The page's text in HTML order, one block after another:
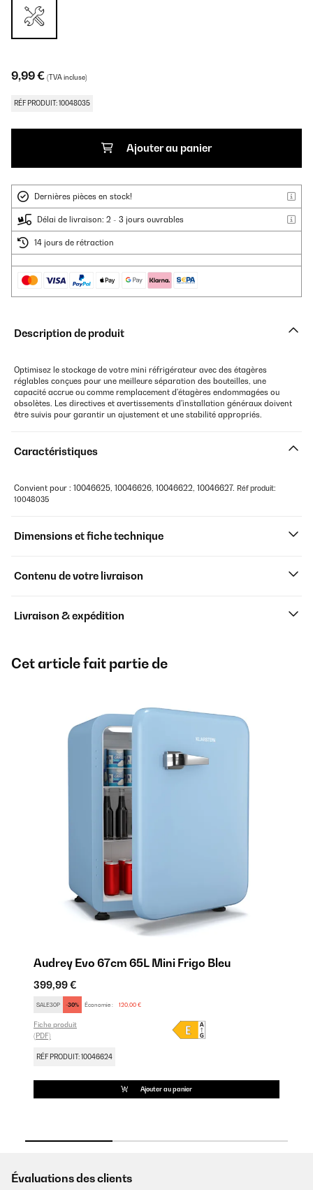
9,99 € (TVA incluse)
RÉF PRODUIT: 10048035
Ajouter au panier
Dernières pièces en stock!
Délai de livraison: 2 - 3 jours ouvrables
14 jours de rétraction
Description de produit
Optimisez le stockage de votre mini réfrigérateur avec des étagères
réglables conçues pour une meilleure séparation des bouteilles, une
capacité accrue ou comme remplacement d'étagères endommagées ou
obsolètes. Les directives et avertissements d'installation généraux doivent
être suivis pour garantir un ajustement et une stabilité appropriés.
Caractéristiques
Convient pour : 10046625, 10046626, 10046622, 10046627. Réf produit:
10048035
Dimensions et fiche technique
Contenu de votre livraison
Livraison & expédition
Cet article fait partie de
Audrey Evo 67cm 65L Mini Frigo Bleu
399,99 €
SALE30P -30% Économie : 120,00 €
Fiche produit
(PDF)
RÉF PRODUIT: 10046624
Ajouter au panier
Évaluations des clients